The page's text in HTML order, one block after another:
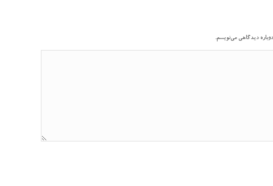
دیدگاهی می‌نویسم.